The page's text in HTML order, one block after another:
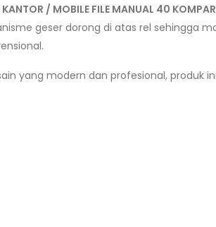
KANTOR / MOBILE FILE MANUAL 40
geser dorong di atas rel sehingga
yang modern dan profesional, produk